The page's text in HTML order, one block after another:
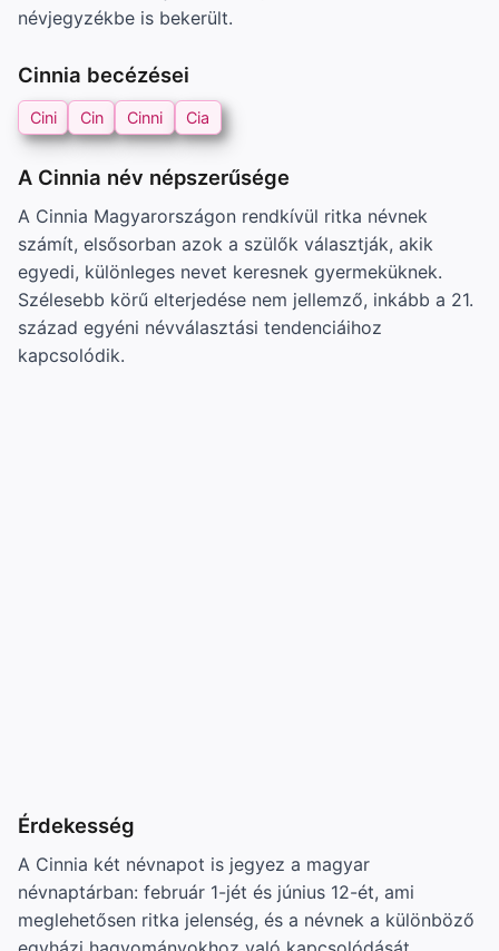
névjegyzékbe is bekerült.
Cinnia becézései
Cini Cin Cinni Cia
A Cinnia név népszerűsége
A Cinnia Magyarországon rendkívül ritka névnek
számít, elsősorban azok a szülők választják, akik
egyedi, különleges nevet keresnek gyermeküknek.
Szélesebb körű elterjedése nem jellemző, inkább a 21.
század egyéni névválasztási tendenciáihoz
kapcsolódik.
Érdekesség
A Cinnia két névnapot is jegyez a magyar
névnaptárban: február 1-jét és június 12-ét, ami
meglehetősen ritka jelenség, és a névnek a különböző